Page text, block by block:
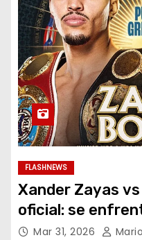
FLASHNEWS
Xander Zayas
oficial: se
Mar 31, 2026